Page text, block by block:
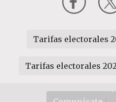
Tarifas electorales
Tarifas electorales